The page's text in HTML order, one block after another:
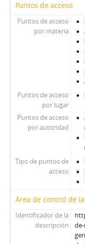
Puntos de acceso
Puntos de acceso
por materia
Puntos de acceso
por lugar
Puntos de acceso
por autoridad
Tipo de puntos de
acceso
Área de control de
Identificador de la
descripción